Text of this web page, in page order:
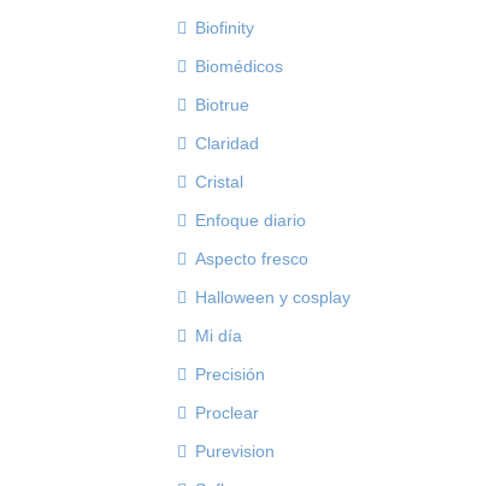
Biofinity
Biomédicos
Biotrue
Claridad
Cristal
Enfoque diario
Aspecto fresco
Halloween y cosplay
Mi día
Precisión
Proclear
Purevision